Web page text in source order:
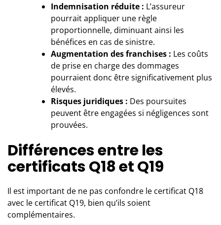
Indemnisation réduite : L’assureur
pourrait appliquer une règle
proportionnelle, diminuant ainsi les
bénéfices en cas de sinistre.
Augmentation des franchises : Les coûts
de prise en charge des dommages
pourraient donc être significativement plus
élevés.
Risques juridiques : Des poursuites
peuvent être engagées si négligences sont
prouvées.
Différences entre les
certificats Q18 et Q19
Il est important de ne pas confondre le certificat Q18
avec le certificat Q19, bien qu’ils soient
complémentaires.